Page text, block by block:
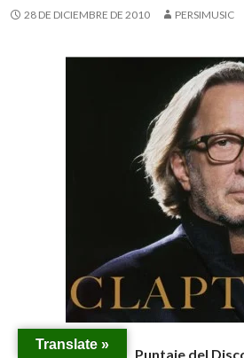
28 DE DICIEMBRE DE 2010 PERSIMUSIC
Puntaje del
Translate »